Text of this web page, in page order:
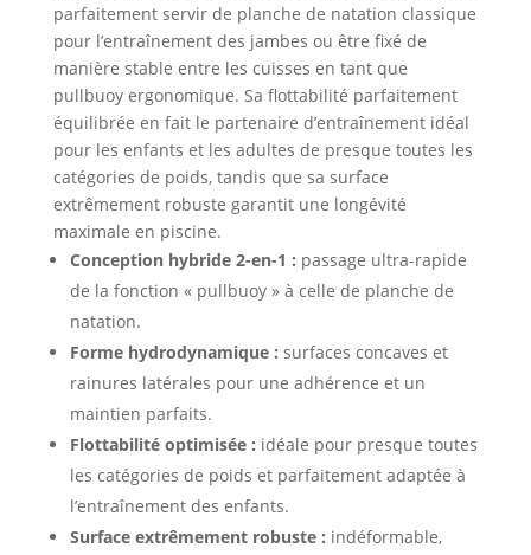
parfaitement servir de planche de natation classique
pour l’entraînement des jambes ou être fixé de
manière stable entre les cuisses en tant que
pullbuoy ergonomique. Sa flottabilité parfaitement
équilibrée en fait le partenaire d’entraînement idéal
pour les enfants et les adultes de presque toutes les
catégories de poids, tandis que sa surface
extrêmement robuste garantit une longévité
maximale en piscine.
Conception hybride 2-en-1 : passage ultra-rapide
de la fonction « pullbuoy » à celle de planche de
natation.
Forme hydrodynamique : surfaces concaves et
rainures latérales pour une adhérence et un
maintien parfaits.
Flottabilité optimisée : idéale pour presque toutes
les catégories de poids et parfaitement adaptée à
l’entraînement des enfants.
Surface extrêmement robuste : indéformable,